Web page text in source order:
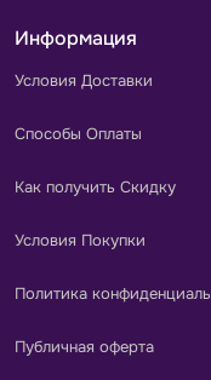
Информация
Условия Доставки
Способы Оплаты
Как получить Скидку
Условия Покупки
Политика
Публичная оферта